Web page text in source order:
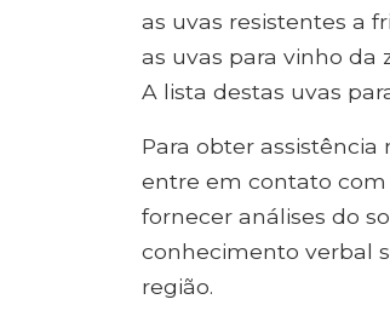
as uvas resistentes a
as uvas para vinho da
A lista destas uvas
Para obter
entre em contato com
fornecer análises do
conhecimento verbal
região.